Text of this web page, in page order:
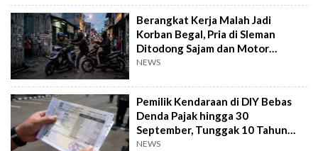
Berangkat Kerja Malah Jadi
Korban Begal, Pria di Sleman
Ditodong Sajam dan Motor
Digasak
NEWS
Pemilik Kendaraan di DIY Bebas
Denda Pajak hingga 30
September, Tunggak 10 Tahun
Cukup Bayar 5 Tahun
NEWS